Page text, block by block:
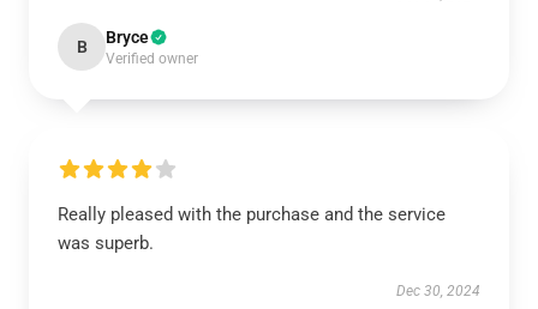
B Bryce
Verified owner
Really pleased with the purchase and the service
was superb.
Dec 30, 2024